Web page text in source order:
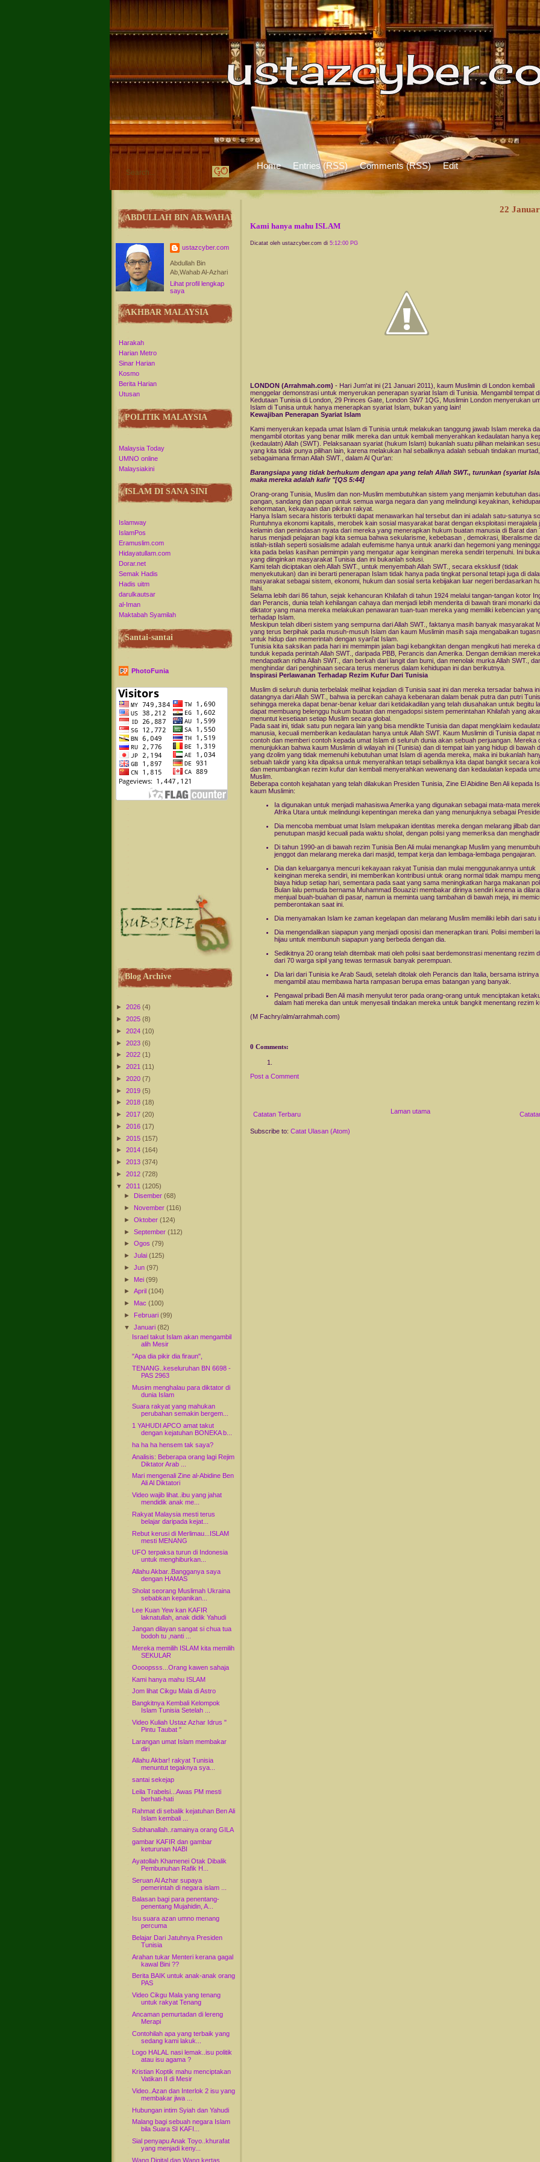
Home Entries (RSS) Comments (RSS) Edit
ABDULLAH BIN AB.WAHAB
ustazcyber.com
Abdullah Bin
Ab,Wahab Al-Azhari
Lihat profil lengkap
saya
AKHBAR MALAYSIA
Harakah
Harian Metro
Sinar Harian
Kosmo
Berita Harian
Utusan
POLITIK MALAYSIA
Malaysia Today
UMNO online
Malaysiakini
ISLAM DI SANA SINI
Islamway
IslamPos
Eramuslim.com
Hidayatullam.com
Dorar.net
Semak Hadis
Hadis uitm
darulkautsar
al-Iman
Maktabah Syamilah
Santai-santai
PhotoFunia
Blog Archive
► 2026 (4)
► 2025 (8)
► 2024 (10)
► 2023 (6)
► 2022 (1)
► 2021 (11)
► 2020 (7)
► 2019 (5)
► 2018 (18)
► 2017 (20)
► 2016 (17)
► 2015 (157)
► 2014 (164)
► 2013 (374)
► 2012 (728)
▼
2011 (1205)
►
Disember(68)
► November(116)
►Oktober(124)
►September(112)
►Ogos(79)
►Julai(125)
►Jun(97)
► Mei(99)
►April(104)
► Mac(100)
► Februari(99)
▼
Januari(82)
Israel takut Islam akan mengambil
alih Mesir
"Apa dia pikir dia firaun",
TENANG..keseluruhan BN 6698 -
PAS 2963
Musim menghalau para diktator di
dunia Islam
Suara rakyat yang mahukan
perubahan semakin bergem...
1 YAHUDI APCO amat takut
dengan kejatuhan BONEKA b...
ha ha ha hensem tak saya?
Analisis: Beberapa orang lagi Rejim
Diktator Arab ...
Mari mengenali Zine al-Abidine Ben
Ali Al Diktatori
Video wajib lihat..ibu yang jahat
mendidik anak me...
Rakyat Malaysia mesti terus
belajar daripada kejat...
Rebut kerusi di Merlimau...ISLAM
mesti MENANG
UFO terpaksa turun di Indonesia
untuk menghiburkan...
Allahu Akbar..Bangganya saya
dengan HAMAS
Sholat seorang Muslimah Ukraina
sebabkan kepanikan...
Lee Kuan Yew kan KAFIR
laknatullah, anak didik Yahudi
Jangan dilayan sangat si chua tua
bodoh tu ,nanti ...
Mereka memilih ISLAM kita memilih
SEKULAR
Oooopsss...Orang kawen sahaja
Kami hanya mahu ISLAM
Jom lihat Cikgu Mala di Astro
Bangkitnya Kembali Kelompok
Islam Tunisia Setelah ...
Video Kuliah Ustaz Azhar Idrus "
Pintu Taubat "
Larangan umat Islam membakar
diri
Allahu Akbar! rakyat Tunisia
menuntut tegaknya sya...
santai sekejap
Leila Trabelsi...Awas PM mesti
berhati-hati
Rahmat di sebalik kejatuhan Ben Ali
Islam kembali ...
Subhanallah..ramainya orang GILA
gambar KAFIR dan gambar
keturunan NABI
Ayatollah Khamenei Otak Dibalik
Pembunuhan Rafik H...
Seruan Al Azhar supaya
pemerintah di negara islam ...
Balasan bagi para penentang-
penentang Mujahidin, A...
Isu suara azan umno menang
percuma
Belajar Dari Jatuhnya Presiden
Tunisia
Arahan tukar Menteri kerana gagal
kawal Bini ??
Berita BAIK untuk anak-anak orang
PAS
Video Cikgu Mala yang tenang
untuk rakyat Tenang
Ancaman pemurtadan di lereng
Merapi
Contohilah apa yang terbaik yang
sedang kami lakuk...
Logo HALAL nasi lemak..isu politik
atau isu agama ?
Kristian Koptik mahu menciptakan
Vatikan II di Mesir
Video..Azan dan Interlok 2 isu yang
membakar jiwa ...
Hubungan intim Syiah dan Yahudi
Malang bagi sebuah negara Islam
bila Suara SI KAFI...
Sial penyapu Anak Toyo..khurafat
yang menjadi keny...
Wang Digital dan Wang kertas
22
Kami hanya mahu ISLAM
Dicatat oleh ustazcyber.com di 5:12:00 PG
LONDON (Arrahmah.com) - Hari Jum'at ini (21 Januari 2011), kaum Muslimin di London kembali
menggelar demonstrasi untuk menyerukan penerapan syariat Islam di Tunisia. Mengambil tempat
Kedutaan Tunisia di London, 29 Princes Gate, London SW7 1QG, Muslimin London menyerukan
Islam di Tunisa untuk hanya menerapkan syariat Islam, bukan yang lain!
Kewajiban Penerapan Syariat Islam
Kami menyerukan kepada umat Islam di Tunisia untuk melakukan tanggung jawab Islam mereka
mengambil otoritas yang benar milik mereka dan untuk kembali menyerahkan kedaulatan hanya
(kedaulatn) Allah (SWT). Pelaksanaan syariat (hukum Islam) bukanlah suatu pilihan melainkan
yang kita tidak punya pilihan lain, karena melakukan hal sebaliknya adalah sebuah tindakan murtad,
sebagaimana firman Allah SWT., dalam Al Qur'an:
Barangsiapa yang tidak berhukum dengan apa yang telah Allah SWT., turunkan (syariat
maka mereka adalah kafir "[QS 5:44]
Orang-orang Tunisia, Muslim dan non-Muslim membutuhkan sistem yang menjamin kebutuhan
pangan, sandang dan papan untuk semua warga negara dan yang melindungi keyakinan,
kehormatan, kekayaan dan pikiran rakyat.
Hanya Islam secara historis terbukti dapat menawarkan hal tersebut dan ini adalah satu-satunya
Runtuhnya ekonomi kapitalis, merobek kain sosial masyarakat barat dengan eksploitasi merajalela
kelamin dan penindasan nyata dari mereka yang menerapkan hukum buatan manusia di Barat dan
harus menjadi pelajaran bagi kita semua bahwa sekularisme, kebebasan , demokrasi, liberalisme
istilah-istilah seperti sosialisme adalah eufemisme hanya untuk anarki dan hegemoni yang
kita pada belas kasihan pemimpin yang mengatur agar keinginan mereka sendiri terpenuhi. Ini
yang diinginkan masyarakat Tunisia dan ini bukanlah solusi.
Kami telah diciptakan oleh Allah SWT., untuk menyembah Allah SWT., secara eksklusif (tidak
menyekutukan) dan ini berarti penerapan Islam tidak hanya pada tingkat personal tetapi juga di
masyarakat sebagai sistem, ekonomi, hukum dan sosial serta kebijakan luar negeri berdasarkan
Ilahi.
Selama lebih dari 86 tahun, sejak kehancuran Khilafah di tahun 1924 melalui tangan-tangan kotor
dan Perancis, dunia telah kehilangan cahaya dan menjadi lebih menderita di bawah tirani monarki
diktator yang mana mereka melakukan penawaran tuan-tuan mereka yang memiliki kebencian
terhadap Islam.
Meskipun telah diberi sistem yang sempurna dari Allah SWT., faktanya masih banyak masyarakat
yang terus berpihak pada musuh-musuh Islam dan kaum Muslimin masih saja mengabaikan
untuk hidup dan memerintah dengan syari'at Islam.
Tunisia kita saksikan pada hari ini memimpin jalan bagi kebangkitan dengan mengikuti hati mereka
tunduk kepada perintah Allah SWT., daripada PBB, Perancis dan Amerika. Dengan demikian
mendapatkan ridha Allah SWT., dan berkah dari langit dan bumi, dan menolak murka Allah SWT.,
menghindar dari penghinaan secara terus menerus dalam kehidupan ini dan berikutnya.
Inspirasi Perlawanan Terhadap Rezim Kufur Dari Tunisia
Muslim di seluruh dunia terbelalak melihat kejadian di Tunisia saat ini dan mereka tersadar bahwa
datangnya dari Allah SWT., bahwa ia percikan cahaya kebenaran dalam benak putra dan putri
sehingga mereka dapat benar-benar keluar dari ketidakadilan yang telah diusahakan untuk begitu
dapat membuang belenggu hukum buatan dan mengadopsi sistem pemerintahan Khilafah yang
menuntut kesetiaan setiap Muslim secara global.
Pada saat ini, tidak satu pun negara lain yang bisa mendikte Tunisia dan dapat mengklaim
manusia, kecuali memberikan kedaulatan hanya untuk Allah SWT. Kaum Muslimin di Tunisia dapat
contoh dan memberi contoh kepada umat Islam di seluruh dunia akan sebuah perjuangan. Mereka
menunjukkan bahwa kaum Muslimin di wilayah ini (Tunisia) dan di tempat lain yang hidup di bawah
yang dzolim yang tidak memenuhi kebutuhan umat Islam di agenda mereka, maka ini bukanlah
sebuah takdir yang kita dipaksa untuk menyerahkan tetapi sebaliknya kita dapat bangkit secara
dan menumbangkan rezim kufur dan kembali menyerahkan wewenang dan kedaulatan kepada
Muslim.
Beberapa contoh kejahatan yang telah dilakukan Presiden Tunisia, Zine El Abidine Ben Ali kepada
kaum Muslimin:
Ia digunakan untuk menjadi mahasiswa Amerika yang digunakan sebagai mata-mata
Afrika Utara untuk melindungi kepentingan mereka dan yang menunjuknya sebagai
Dia mencoba membuat umat Islam melupakan identitas mereka dengan melarang jilbab dan
penutupan masjid kecuali pada waktu sholat, dengan polisi yang memeriksa dan
Di tahun 1990-an di bawah rezim Tunisia Ben Ali mulai menangkap Muslim yang
jenggot dan melarang mereka dari masjid, tempat kerja dan lembaga-lembaga pengajaran.
Dia dan keluarganya mencuri kekayaan rakyat Tunisia dan mulai menggunakannya untuk
keinginan mereka sendiri, ini memberikan kontribusi untuk orang normal tidak mampu
biaya hidup setiap hari, sementara pada saat yang sama meningkatkan harga makanan
Bulan lalu pemuda bernama Muhammad Bouazizi membakar dirinya sendiri karena ia
menjual buah-buahan di pasar, namun ia meminta uang tambahan di bawah meja, ini
pemberontakan saat ini.
Dia menyamakan Islam ke zaman kegelapan dan melarang Muslim memiliki lebih dari satu
Dia mengendalikan siapapun yang menjadi oposisi dan menerapkan tirani. Polisi memberi
hijau untuk membunuh siapapun yang berbeda dengan dia.
Sedikitnya 20 orang telah ditembak mati oleh polisi saat berdemonstrasi menentang rezim
dari 70 warga sipil yang tewas termasuk banyak perempuan.
Dia lari dari Tunisia ke Arab Saudi, setelah ditolak oleh Perancis dan Italia, bersama istrinya
mengambil atau membawa harta rampasan berupa emas batangan yang banyak.
Pengawal pribadi Ben Ali masih menyulut teror pada orang-orang untuk menciptakan
dalam hati mereka dan untuk menyesali tindakan mereka untuk bangkit menentang rezim
(M Fachry/alm/arrahmah.com)
0 Comments:
Post a Comment
Catatan Terbaru Laman utama
Subscribe to: Catat Ulasan (Atom)